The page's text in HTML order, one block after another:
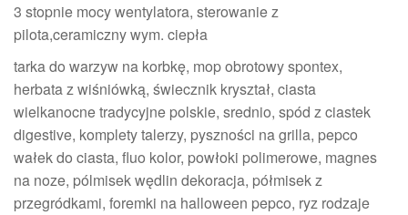
3 stopnie mocy wentylatora, sterowanie z
pilota,ceramiczny wym. ciepła
tarka do warzyw na korbkę, mop obrotowy spontex,
herbata z wiśniówką, świecznik kryształ, ciasta
wielkanocne tradycyjne polskie, srednio, spód z ciastek
digestive, komplety talerzy, pyszności na grilla, pepco
wałek do ciasta, fluo kolor, powłoki polimerowe, magnes
na noze, pólmisek wędlin dekoracja, półmisek z
przegródkami, foremki na halloween pepco, ryz rodzaje